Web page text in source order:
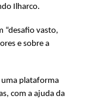
Ilharco.
“desafio vasto,
e sobre a
uma plataforma
com a ajuda da